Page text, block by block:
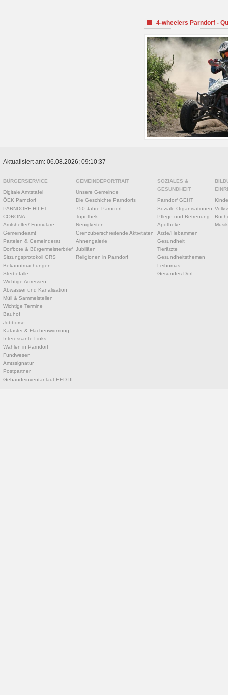
4-wheelers Parndorf -
Aktualisiert am: 06.08.2026; 09:10:37
BÜRGERSERVICE
Digitale Amtstafel
ÖEK Parndorf
PARNDORF HILFT
CORONA
Amtshelfer/ Formulare
Gemeindeamt
Parteien & Gemeinderat
Dorfbote & Bürgermeisterbrief
Sitzungsprotokoll GRS
Bekanntmachungen
Sterbefälle
Wichtige Adressen
Abwasser und Kanalisation
Müll & Sammelstellen
Wichtige Termine
Bauhof
Jobbörse
Kataster & Flächenwidmung
Interessante Links
Wahlen in Parndorf
Fundwesen
Amtssignatur
Postpartner
Gebäudeinventar laut EED III
GEMEINDEPORTRAIT
Unsere Gemeinde
Die Geschichte Parndorfs
750 Jahre Parndorf
Topothek
Neuigkeiten
Grenzüberschreitende Aktivitäten
Ahnengalerie
Jubiläen
Religionen in Parndorf
SOZIALES &
GESUNDHEIT
Parndorf GEHT
Soziale Organisationen
Pflege und Betreuung
Apotheke
Ärzte/Hebammen
Gesundheit
Tierärzte
Gesundheitsthemen
Leihomas
Gesundes Dorf